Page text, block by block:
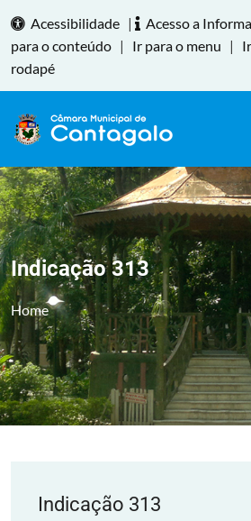
Acessibilidade | Acesso a
para o conteúdo | Ir para o menu |
rodapé
Indicação 313
Home
Indicação 313